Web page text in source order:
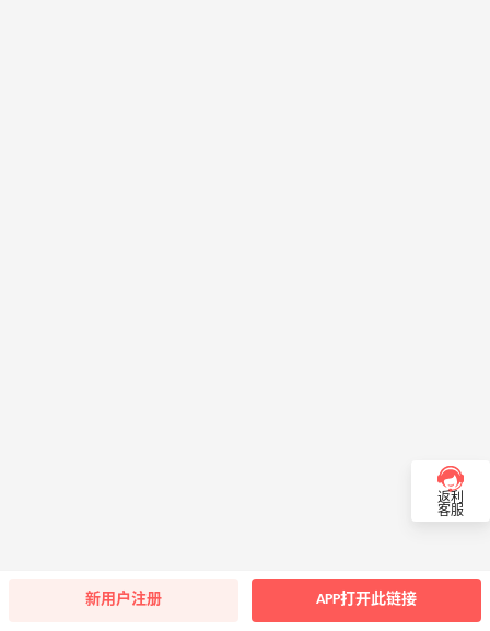
返利
客服
新用户注册 APP打开此链接